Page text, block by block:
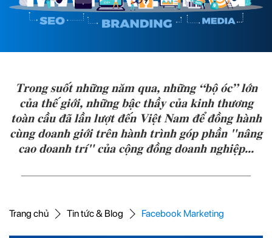
Trong suốt những năm qua, những “bộ óc” lớn
của thế giới, những bậc thầy của kinh thương
toàn cầu đã lần lượt đến Việt Nam để đồng hành
cùng doanh giới trên hành trình góp phần "nâng
cao doanh trí" của cộng đồng doanh nghiệp...
Trang chủ Tin tức & Blog Facebook Marketing